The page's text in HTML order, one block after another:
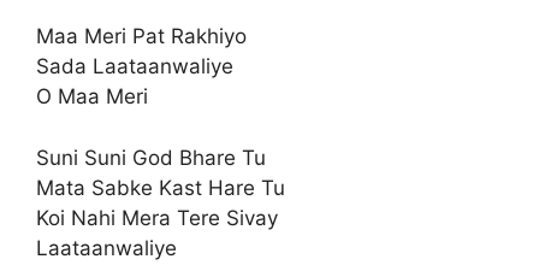
Maa Meri Pat Rakhiyo
Sada Laataanwaliye
O Maa Meri
Suni Suni God Bhare Tu
Mata Sabke Kast Hare Tu
Koi Nahi Mera Tere Sivay
Laataanwaliye